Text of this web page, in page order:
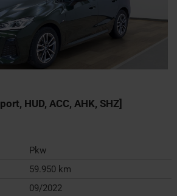
HUD, ACC, AHK, SHZ]
Pkw
59.950 km
09/2022